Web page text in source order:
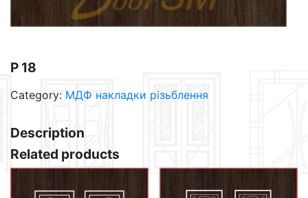
Р 18
Category: МДФ накладки різьблення
Description
Related products